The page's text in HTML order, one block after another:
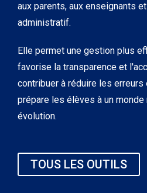
aux parents, aux enseignants
administratif.
Elle permet une gestion plus
favorise la transparence et
contribuer à réduire les
prépare les élèves à un
évolution.
TOUS LES OUTILS